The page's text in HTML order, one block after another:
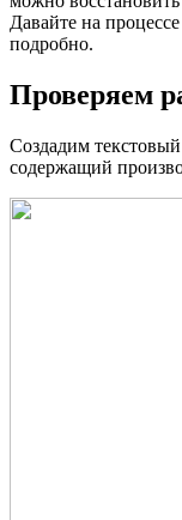
Давайте на
подробно.
Проверяем
Создадим
содержащий